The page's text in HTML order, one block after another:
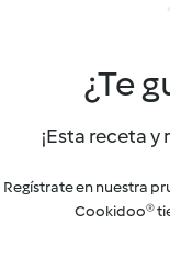
¿Te
¡Esta receta y
Regístrate en nuestra
Cookidoo®